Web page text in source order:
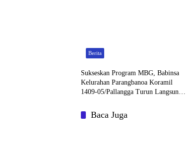
Berita
Sukseskan Program MBG, Babinsa
Kelurahan Parangbanoa Koramil
1409-05/Pallangga Turun Langsung
Baca Juga